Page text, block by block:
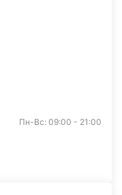
Пн-Вс: 09:00 - 21:00